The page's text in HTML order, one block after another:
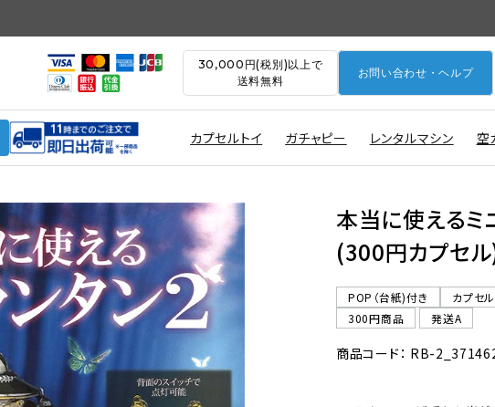
30,000円(税別)以上で
送料無料
お問い合わせ・ヘルプ
カプセルトイ ガチャピー レンタルマシン 空
本当に使えるミ
(300円カプセ
POP（台紙)付き
カプセ
300円商品
発送A
商品コード： RB-